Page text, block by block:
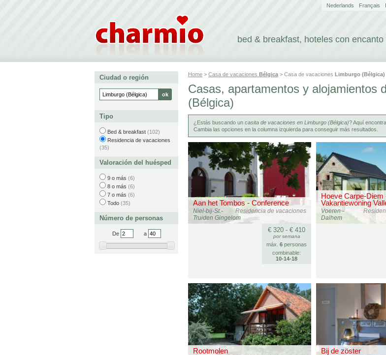
bed & breakfast, hoteles con
Nederlands Français
Home > Casa de vacaciones Bélgica > Casa de vacaciones Limburgo (Bélgica)
Casas, apartamentos y alojamientos
(Bélgica)
¿Estás buscando un casita de vacaciones en Limburgo (Bélgica)? Aquí
Cambia las opciones en la columna izquierda para conseguir más resultados.
Aan het Tombos - Conference
Residencia de vacaciones
Niel-bij-St.-
Truiden Gingelom
€ 320 - € 410
por semana
máx. 6 personas
combinable:
10‑14‑18
Hoeve Carpe-Diem
Vakantiewoning
Voeren -
Dalhem
Rootmolen Bij de zöster
Ciudad o región
Tipo
Bed & breakfast (102)
Residencia de vacaciones
(35)
Valoración del huésped
9 o más (6)
8 o más (6)
7 o más (6)
Todo (35)
Número de personas
De a